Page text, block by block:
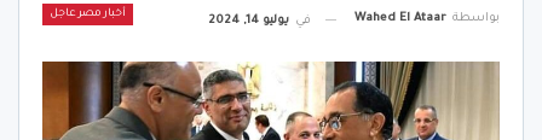
أخبار مصر عاجل بواسطة Wahed El Ataar في يوليو 14, 2024